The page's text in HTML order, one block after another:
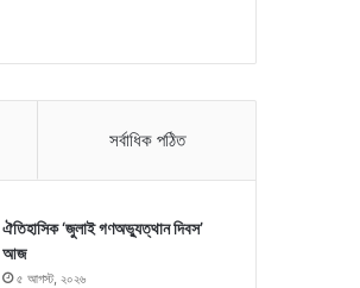
সর্বাধিক পঠিত
ঐতিহাসিক ‘জুলাই গণঅভ্যুত্থান দিবস’
আজ
৫ আগস্ট, ২০২৬